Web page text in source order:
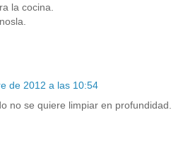
la cocina.
de 2012 a las 10:54
no se quiere limpiar en profundidad.